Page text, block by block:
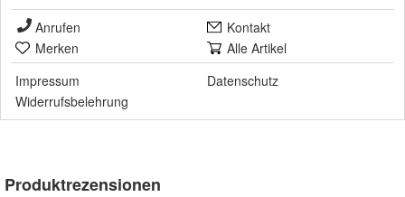
Anrufen
Kontakt
Merken
Alle Artikel
Impressum
Datenschutz
Widerrufsbelehrung
Produktrezensionen